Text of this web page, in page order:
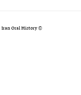
© Copyright 2020 -
Iran Oral History